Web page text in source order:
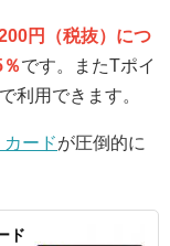
円（税抜）につ
です。またTポイ
利用できます。
ードが圧倒的に
ド